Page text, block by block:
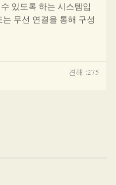
있도록 하는 시스템입
무선 연결을 통해 구성
견해 :275